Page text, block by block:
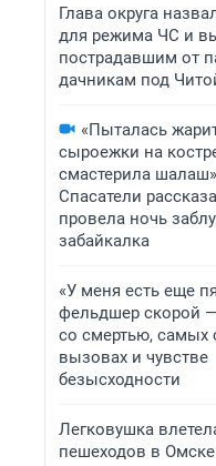
Глава округа
для режима ЧС и
пострадавшим от
дачникам под
«Пыталась
сыроежки на
смастерила
Спасатели
провела ночь
забайкалка
«У меня есть еще
фельдшер скорой
со смертью, самых
вызовах и чувстве
безысходности
Легковушка
пешеходов в